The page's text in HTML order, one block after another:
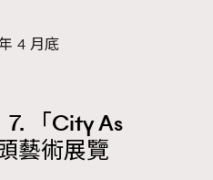
4 月底
「City As
藝術展覽